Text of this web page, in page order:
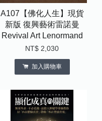
A107【佛化人生】現貨
新版 復興藝術雷諾曼
Revival Art Lenormand
NT$ 2,030
加入購物車